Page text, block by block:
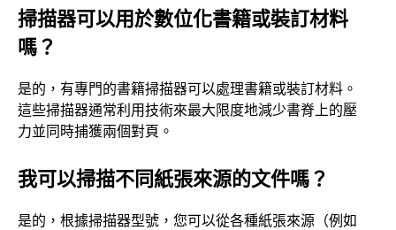
掃描器可以用於數位化書籍或裝訂材料
嗎？
是的，有專門的書籍掃描器可以處理書籍或裝訂材料。
這些掃描器通常利用技術來最大限度地減少書脊上的壓
力並同時捕獲兩個對頁。
我可以掃描不同紙張來源的文件嗎？
是的，根據掃描器型號，您可以從各種紙張來源（例如